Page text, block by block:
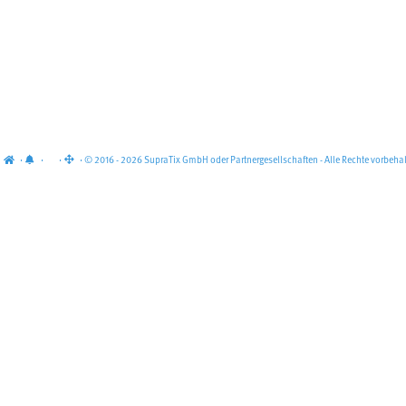
· · · · © 2016 - 2026 SupraTix GmbH oder Partnergesellschaften - Alle Rechte